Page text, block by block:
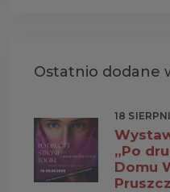
Ostatnio dodane
18
„Po
Domu